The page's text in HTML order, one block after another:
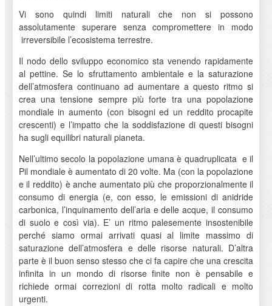
Vi sono quindi limiti naturali che non si possono
assolutamente superare senza compromettere in modo
irreversibile l’ecosistema terrestre.
Il nodo dello sviluppo economico sta venendo rapidamente
al pettine. Se lo sfruttamento ambientale e la saturazione
dell’atmosfera continuano ad aumentare a questo ritmo si
crea una tensione sempre più forte tra una popolazione
mondiale in aumento (con bisogni ed un reddito procapite
crescenti) e l’impatto che la soddisfazione di questi bisogni
ha sugli equilibri naturali pianeta.
Nell’ultimo secolo la popolazione umana è quadruplicata e il
Pil mondiale è aumentato di 20 volte. Ma (con la popolazione
e il reddito) è anche aumentato più che proporzionalmente il
consumo di energia (e, con esso, le emissioni di anidride
carbonica, l’inquinamento dell’aria e delle acque, il consumo
di suolo e così via). E’ un ritmo palesemente insostenibile
perché siamo ormai arrivati quasi al limite massimo di
saturazione dell’atmosfera e delle risorse naturali. D’altra
parte è il buon senso stesso che ci fa capire che una crescita
infinita in un mondo di risorse finite non è pensabile e
richiede ormai correzioni di rotta molto radicali e molto
urgenti.